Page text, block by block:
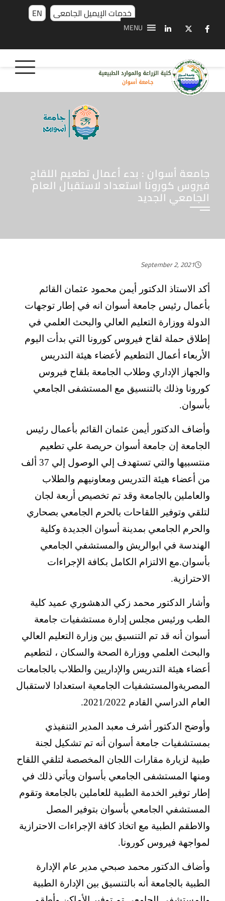
EN خدمات الإيميل الجامعى
MENU
جامعة أسوان : بدء أعمال تطعيم اللقاح
فيروس كورونا استعداد لاستقبال العام
الجامعي الجديد
September 2, 2021
أكد الاستاذ الدكتور أيمن محمود عثمان القائم
بأعمال رئيس جامعة أسوان انه في إطار توجهات
الدولة ووزارة التعليم العالي والبحث العلمي في
إطلاق حملة لقاح فيروس كورونا التي بدأت اليوم
الأربعاء أعمال التطعيم لأعضاء هيئة التدريس
والجهاز الإداري وطلاب الجامعة بلقاح فيروس
كورونا وذلك بالتنسيق مع المستشفى الجامعي
بأسوان.
وأضاف الدكتور أيمن عثمان القائم بأعمال رئيس
الجامعة إن جامعة أسوان حريصة علي تطعيم
منتسبيها والتي تستهدف إلي الوصول إلي 37 ألف
من أعضاء هيئة التدريس ومعاونيهم والطلاب
والعاملين بالجامعة وقد تم تخصيص أربعة لجان
لتلقي وتوفير اللقاحات بالحرم الجامعي بصحاري
والحرم الجامعي بمدينة أسوان الجديدة وكلية
الهندسة في ابوالريش والمستشفي الجامعي
بأسوان.مع الالتزام الكامل بكافة الإجراءات
الاحترازية.
وأشار الدكتور محمد زكي الدهشوري عميد كلية
الطب ورئيس مجلس إدارة مستشفيات جامعة
أسوان أنه قد تم التنسيق بين وزارة التعليم العالي
والبحث العلمي ووزارة الصحة والسكان ، لتطعيم
أعضاء هيئة التدريس والإداريين والطلاب بالجامعات
المصريةوالمستشفيات الجامعية استعدادا لاستقبال
العام الدراسي القادم 2021/2022.
وأوضح الدكتور أشرف معبد المدير التنفيذي
بمستشفيات جامعة أسوان أنه تم تشكيل لجنة
طبية لزيارة مقارات اللجان المخصصة لتلقي اللقاح
ومنها المستشفى الجامعي بأسوان ويأتي ذلك في
إطار توفير الخدمة الطبية للعاملين بالجامعة وتقوم
المستشفي الجامعي بأسوان بتوفير المصل
والاطقم الطبية مع اتخاذ كافة الإجراءات الاحترازية
لمواجهة فيروس كورونا.
وأضاف الدكتور محمد صبحي مدير عام الإدارة
الطبية بالجامعة أنه بالتنسيق بين الإدارة الطبية